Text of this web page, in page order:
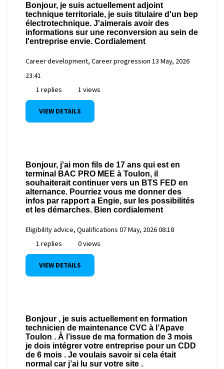
Bonjour, je suis actuellement adjoint
technique territoriale, je suis titulaire d'un bep
électrotechnique. J'aimerais avoir des
informations sur une reconversion au sein de
l'entreprise envie. Cordialement
Career development, Career progression 13 May, 2026
23:41
1 replies
1 views
VIEW DETAILS
Bonjour, j'ai mon fils de 17 ans qui est en
terminal BAC PRO MEE à Toulon, il
souhaiterait continuer vers un BTS FED en
alternance. Pourriez vous me donner des
infos par rapport a Engie, sur les possibilités
et les démarches. Bien cordialement
Eligibility advice, Qualifications 07 May, 2026 08:18
1 replies
0 views
VIEW DETAILS
Bonjour , je suis actuellement en formation
technicien de maintenance CVC à l’Apave
Toulon . À l’issue de ma formation de 3 mois
je dois intégrer votre entreprise pour un CDD
de 6 mois . Je voulais savoir si cela était
normal car j’ai lu sur votre site .